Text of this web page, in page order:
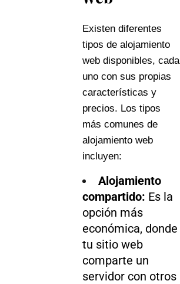
Existen diferentes
tipos de alojamiento
web disponibles, cada
uno con sus propias
características y
precios. Los tipos
más comunes de
alojamiento web
incluyen:
Alojamiento
compartido: Es la
opción más
económica, donde
tu sitio web
comparte un
servidor con otros